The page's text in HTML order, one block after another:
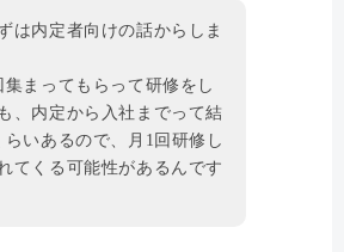
は内定者向けの話からしま
集まってもらって研修をし
、内定から入社までって結
いあるので、月1回研修し
てくる可能性があるんです